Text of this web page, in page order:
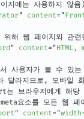
" content= "
해 웹 페이지와 관
" content= "
사용자가 볼 수 있는
" content= "